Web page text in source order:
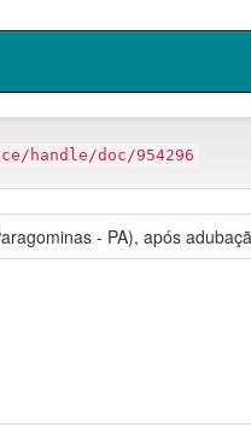
handle/doc/954296
- PA), após